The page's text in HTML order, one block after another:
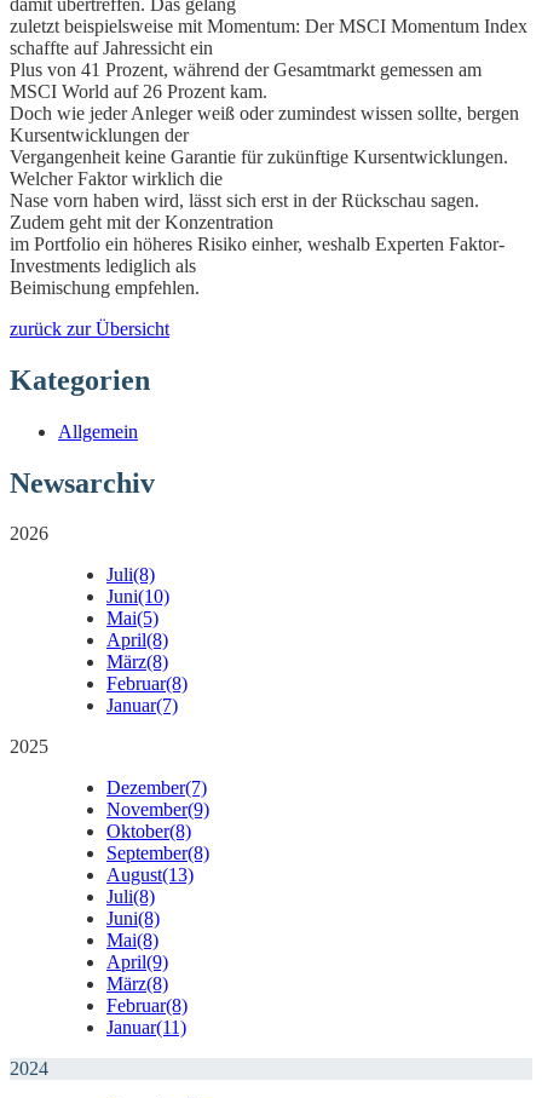
zuletzt beispielsweise mit Momentum: Der MSCI Momentum Index
schaffte auf Jahressicht ein
Plus von 41 Prozent, während der Gesamtmarkt gemessen am
MSCI World auf 26 Prozent kam.
Doch wie jeder Anleger weiß oder zumindest wissen sollte, bergen
Kursentwicklungen der
Vergangenheit keine Garantie für zukünftige Kursentwicklungen.
Welcher Faktor wirklich die
Nase vorn haben wird, lässt sich erst in der Rückschau sagen.
Zudem geht mit der Konzentration
im Portfolio ein höheres Risiko einher, weshalb Experten Faktor-
Investments lediglich als
Beimischung empfehlen.
zurück zur Übersicht
Kategorien
Allgemein
Newsarchiv
2026
Juli(8)
Juni(10)
Mai(5)
April(8)
März(8)
Februar(8)
Januar(7)
2025
Dezember(7)
November(9)
Oktober(8)
September(8)
August(13)
Juli(8)
Juni(8)
Mai(8)
April(9)
März(8)
Februar(8)
Januar(11)
2024